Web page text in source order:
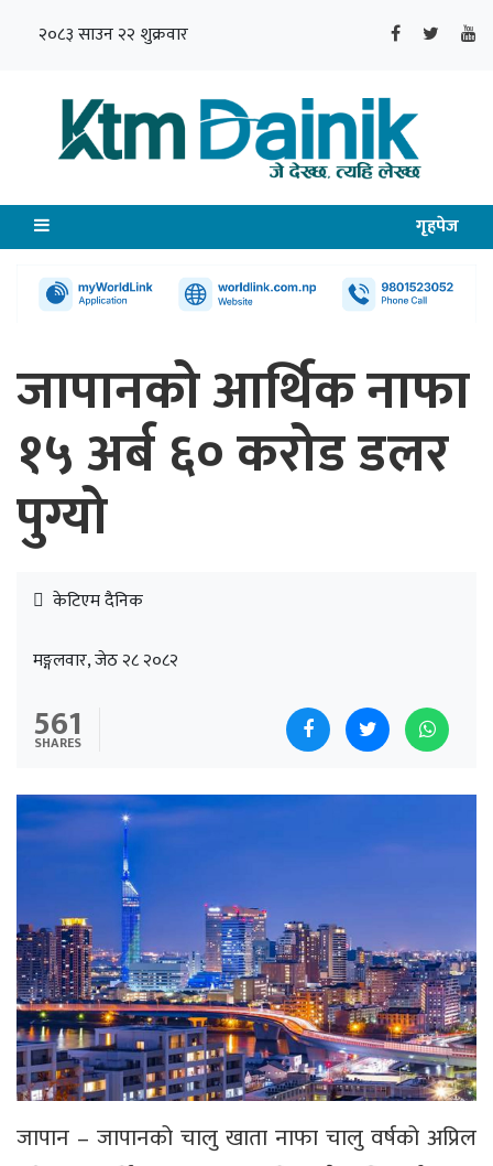
२०८३ साउन २२ शुक्रवार
गृहपेज
जापानको आर्थिक नाफा
१५ अर्ब ६० करोड डलर
पुग्यो
केटिएम दैनिक
मङ्गलवार, जेठ २८ २०८२
561
SHARES
जापान – जापानको चालु खाता नाफा चालु वर्षको अप्रिल